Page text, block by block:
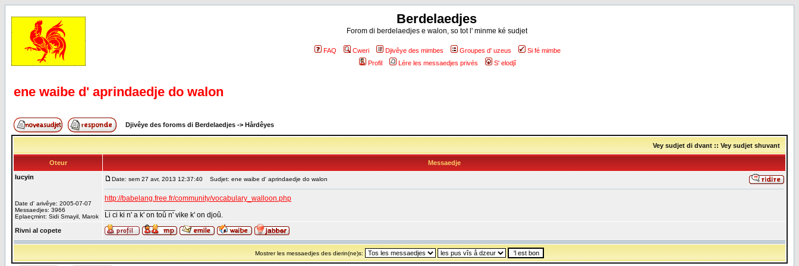
Berdelaedjes
Forom di berdelaedjes e walon, so tot l' minme ké sudjet
FAQ Cweri Djivêye des mimbes Groupes d' uzeus
Si fé mimbe
Profil
Lére les messaedjes privés S' elodjî
ene waibe d' aprindaedje do walon
Djivêye des foroms di Berdelaedjes -> Hårdêyes
Vey sudjet di dvant :: Vey sudjet shuvant
Oteur
Messaedje
lucyin
Date d' arivêye: 2005-07-07
Messaedjes: 3966
Eplaeçmint: Sidi Smayil, Marok
Date: sem 27 avr, 2013 12:37:40 Sudjet: ene waibe d' aprindaedje do walon
http://babelang.free.fr/community/vocabulary_walloon.php
Li ci ki n' a k' on toû n' vike k' on djoû.
Rivni al copete
Mostrer les messaedjes des dierin(ne)s: